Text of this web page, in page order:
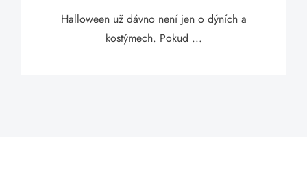
Halloween už dávno není jen o dýních a
kostýmech. Pokud ...